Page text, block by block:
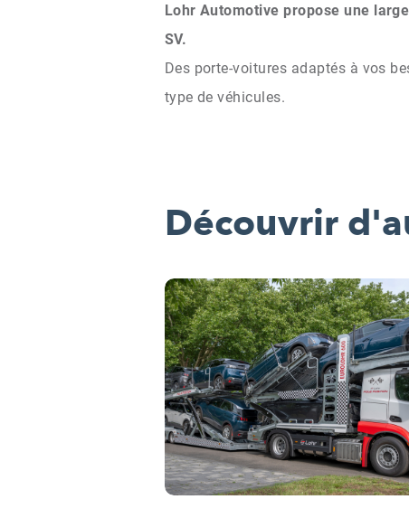
Lohr Automotive propose une
SV.
Des porte-voitures adaptés à vos
type de véhicules.
Découvrir